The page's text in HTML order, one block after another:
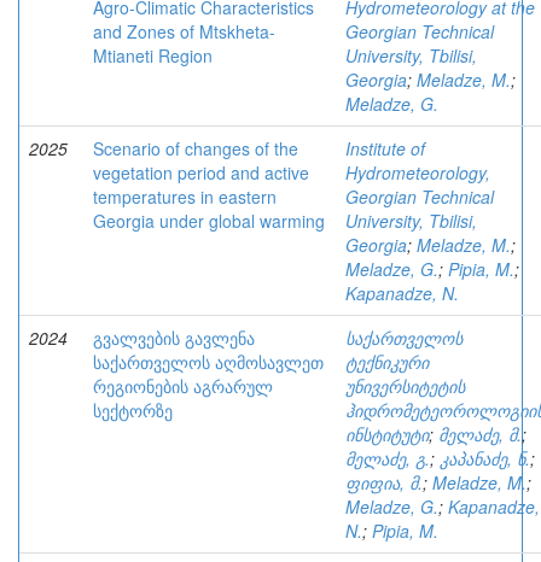
Agro-Climatic Characteristics
and Zones of Mtskheta-
Mtianeti Region
Hydrometeorology at the
Georgian Technical
University, Tbilisi,
Georgia; Meladze, M.;
Meladze, G.
2025
Scenario of changes of the
vegetation period and active
temperatures in eastern
Georgia under global warming
Institute of
Hydrometeorology,
Georgian Technical
University, Tbilisi,
Georgia; Meladze, M.;
Meladze, G.; Pipia, M.;
Kapanadze, N.
2024
გვალვების გავლენა
საქართველოს აღმოსავლეთ
რეგიონების აგრარულ
სექტორზე
საქართველოს
ტექნიკური
უნივერსიტეტის
ინსტიტუტი; მელაძე, მ.;
მელაძე, გ.; კაპანაძე, ნ.;
ფიფია, მ.; Meladze, M.;
Meladze, G.; Kapanadze,
N.; Pipia, M.